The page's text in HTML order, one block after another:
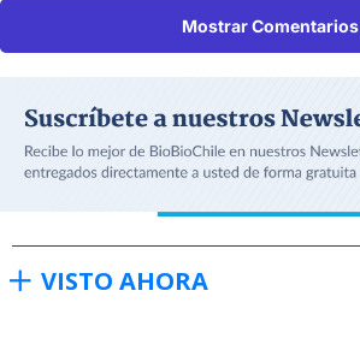
Mostrar Comentarios
VISTO AHORA